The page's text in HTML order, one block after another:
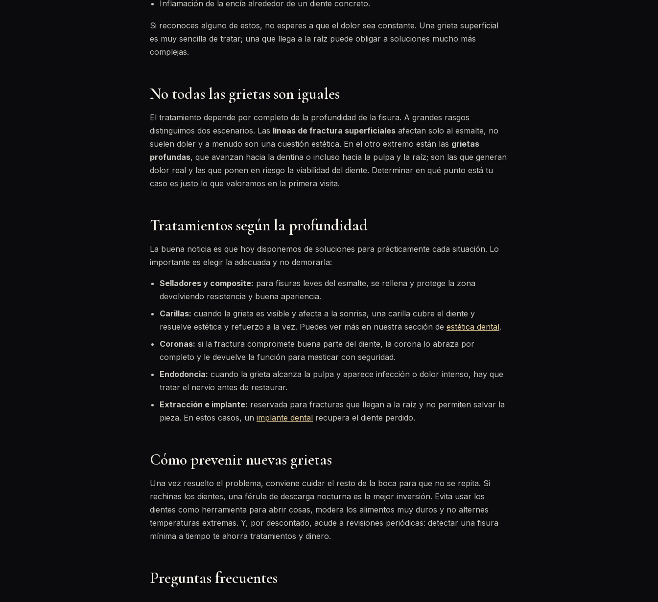
Inflamación de la encía alrededor de un diente concreto.
Si reconoces alguno de estos, no esperes a que el dolor sea constante. Una grieta superficial
es muy sencilla de tratar; una que llega a la raíz puede obligar a soluciones mucho más
complejas.
No todas las grietas son iguales
El tratamiento depende por completo de la profundidad de la fisura. A grandes rasgos
distinguimos dos escenarios. Las líneas de fractura superficiales afectan solo al esmalte, no
suelen doler y a menudo son una cuestión estética. En el otro extremo están las grietas
profundas, que avanzan hacia la dentina o incluso hacia la pulpa y la raíz; son las que generan
dolor real y las que ponen en riesgo la viabilidad del diente. Determinar en qué punto está tu
caso es justo lo que valoramos en la primera visita.
Tratamientos según la profundidad
La buena noticia es que hoy disponemos de soluciones para prácticamente cada situación. Lo
importante es elegir la adecuada y no demorarla:
Selladores y composite: para fisuras leves del esmalte, se rellena y protege la zona
devolviendo resistencia y buena apariencia.
Carillas: cuando la grieta es visible y afecta a la sonrisa, una carilla cubre el diente y
resuelve estética y refuerzo a la vez. Puedes ver más en nuestra sección de estética dental.
Coronas: si la fractura compromete buena parte del diente, la corona lo abraza por
completo y le devuelve la función para masticar con seguridad.
Endodoncia: cuando la grieta alcanza la pulpa y aparece infección o dolor intenso, hay que
tratar el nervio antes de restaurar.
Extracción e implante: reservada para fracturas que llegan a la raíz y no permiten salvar la
pieza. En estos casos, un implante dental recupera el diente perdido.
Cómo prevenir nuevas grietas
Una vez resuelto el problema, conviene cuidar el resto de la boca para que no se repita. Si
rechinas los dientes, una férula de descarga nocturna es la mejor inversión. Evita usar los
dientes como herramienta para abrir cosas, modera los alimentos muy duros y no alternes
temperaturas extremas. Y, por descontado, acude a revisiones periódicas: detectar una fisura
mínima a tiempo te ahorra tratamientos y dinero.
Preguntas frecuentes